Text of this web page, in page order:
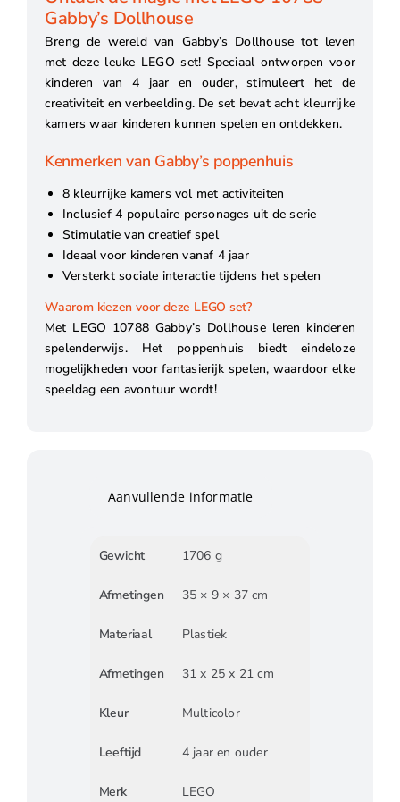
Gabby’s Dollhouse
Breng de wereld van Gabby’s Dollhouse tot leven
met deze leuke LEGO set! Speciaal ontworpen voor
kinderen van 4 jaar en ouder, stimuleert het de
creativiteit en verbeelding. De set bevat acht kleurrijke
kamers waar kinderen kunnen spelen en ontdekken.
Kenmerken van Gabby’s poppenhuis
8 kleurrijke kamers vol met activiteiten
Inclusief 4 populaire personages uit de serie
Stimulatie van creatief spel
Ideaal voor kinderen vanaf 4 jaar
Versterkt sociale interactie tijdens het spelen
Waarom kiezen voor deze LEGO set?
Met LEGO 10788 Gabby’s Dollhouse leren kinderen
spelenderwijs. Het poppenhuis biedt eindeloze
mogelijkheden voor fantasierijk spelen, waardoor elke
speeldag een avontuur wordt!
Aanvullende informatie
Gewicht 1706 g
Afmetingen 35 × 9 × 37 cm
Materiaal Plastiek
Afmetingen 31 x 25 x 21 cm
Kleur Multicolor
Leeftijd 4 jaar en ouder
Merk LEGO